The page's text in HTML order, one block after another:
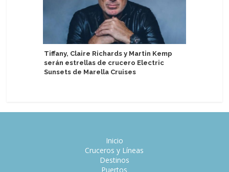
Tiffany, Claire Richards y Martin Kemp
serán estrellas de crucero Electric
Sunsets de Marella Cruises
Inicio
Cruceros y Líneas
Destinos
Puertos